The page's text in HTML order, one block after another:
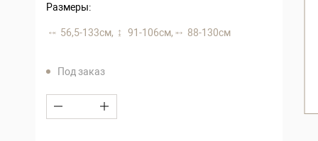
Размеры:
56,5-133 см, 91-106 см, 88-130 см
Под заказ